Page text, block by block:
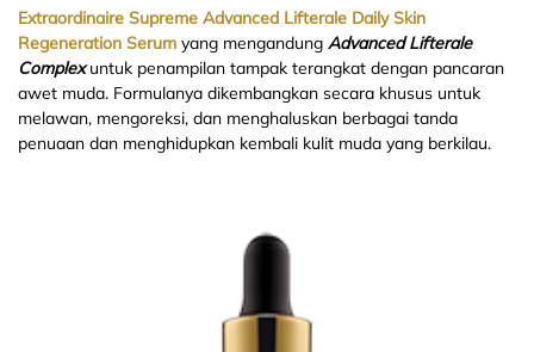
Extraordinaire Supreme Advanced Lifterale Daily Skin
Regeneration Serum yang mengandung Advanced Lifterale
Complexuntuk penampilan tampak terangkat dengan pancaran
awet muda. Formulanya dikembangkan secara khusus untuk
melawan, mengoreksi, dan menghaluskan berbagai tanda
penuaan dan menghidupkan kembali kulit muda yang berkilau.